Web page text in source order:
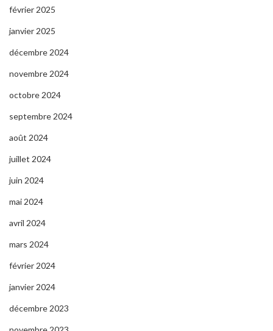
février 2025
janvier 2025
décembre 2024
novembre 2024
octobre 2024
septembre 2024
août 2024
juillet 2024
juin 2024
mai 2024
avril 2024
mars 2024
février 2024
janvier 2024
décembre 2023